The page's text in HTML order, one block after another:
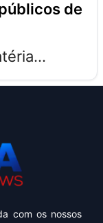
de
com os nossos